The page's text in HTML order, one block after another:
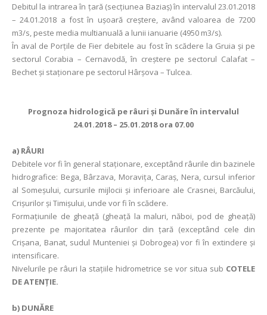
Debitul la intrarea în ţară (secţiunea Baziaş) în intervalul 23.01.2018
– 24.01.2018 a fost în uşoară creştere, având valoarea de 7200
m3/s, peste media multianuală a lunii ianuarie (4950 m3/s).
În aval de Porţile de Fier debitele au fost în scădere la Gruia și pe
sectorul Corabia – Cernavodă, în creștere pe sectorul Calafat –
Bechet și staționare pe sectorul Hârșova – Tulcea.
Prognoza hidrologică pe râuri şi Dunăre în intervalul
24.01.2018 – 25.01.2018 ora 07.00
a) RÂURI
Debitele vor fi în general staționare, exceptând râurile din bazinele
hidrografice: Bega, Bârzava, Moravița, Caraș, Nera, cursul inferior
al Someșului, cursurile mijlocii și inferioare ale Crasnei, Barcăului,
Crișurilor și Timișului, unde vor fi în scădere.
Formaţiunile de gheaţă (gheaţă la maluri, năboi, pod de gheaţă)
prezente pe majoritatea râurilor din ţară (exceptând cele din
Crişana, Banat, sudul Munteniei și Dobrogea) vor fi în extindere și
intensificare.
Nivelurile pe râuri la staţiile hidrometrice se vor situa sub COTELE
DE ATENŢIE.
b) DUNĂRE